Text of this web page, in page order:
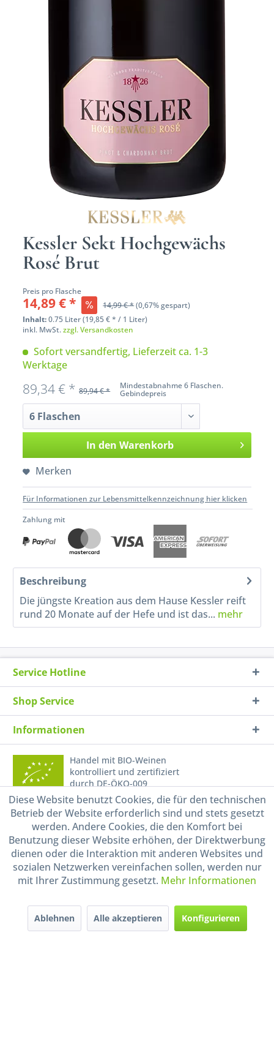
Kessler Sekt Hochgewächs
Rosé Brut
Preis pro Flasche
14,89 € * 14,99 € *(0,67% gespart)
Inhalt:0.75 Liter (19,85 € * / 1 Liter)
inkl. MwSt.zzgl. Versandkosten
Sofort versandfertig, Lieferzeit ca. 1-3
Werktage
Mindestabnahme 6 Flaschen.
Gebindepreis
89,34 € * 89,94 € *
In den Warenkorb
Merken
Für Informationen zur Lebensmittelkennzeichnung hier klicken
Zahlung mit
Beschreibung
Die jüngste Kreation aus dem Hause Kessler reift
rund 20 Monate auf der Hefe und ist das... mehr
Service Hotline
Shop Service
Informationen
Handel mit BIO-Weinen
kontrolliert und zertifiziert
durch DE-ÖKO-009
* Alle Preise inkl. gesetzl. Mehrwertsteuer zzgl.Versandkostenund ggf.
Widerruf erklären
Gestaltung, Shop-Setup, Management & Hosting durch Ternum Internet Services
Diese Website benutzt Cookies, die für den technischen
Betrieb der Website erforderlich sind und stets gesetzt
werden. Andere Cookies, die den Komfort bei
Benutzung dieser Website erhöhen, der Direktwerbung
dienen oder die Interaktion mit anderen Websites und
sozialen Netzwerken vereinfachen sollen, werden nur
mit Ihrer Zustimmung gesetzt. Mehr Informationen
Ablehnen Alle akzeptieren Konfigurieren